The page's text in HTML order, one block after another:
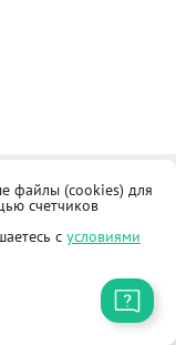
файлы (cookies) для
счетчиков
с условиями